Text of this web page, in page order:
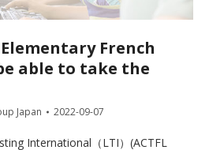
Elementary French
able to take the
Japan 2022-09-07
International（LTI）(ACTFL